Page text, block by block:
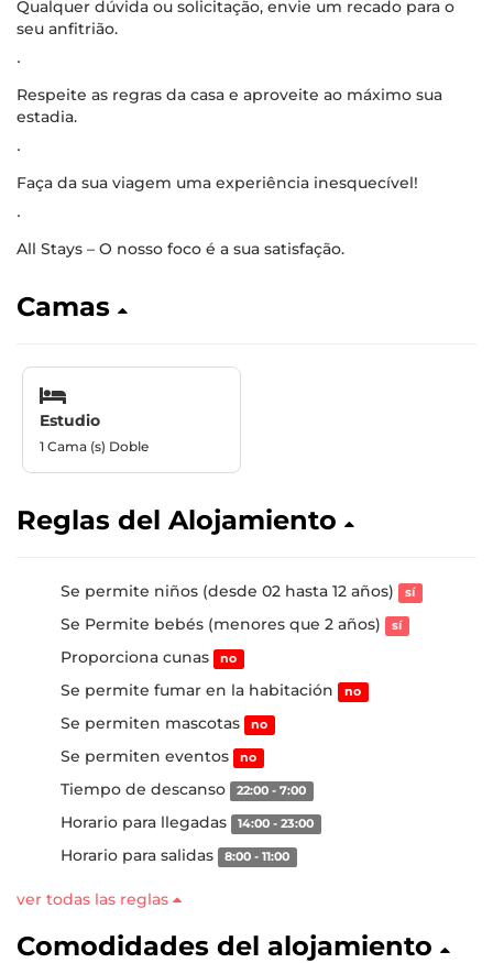
Qualquer dúvida ou solicitação, envie um recado para o
seu anfitrião.
∙
Respeite as regras da casa e aproveite ao máximo sua
estadia.
∙
Faça da sua viagem uma experiência inesquecível!
∙
All Stays – O nosso foco é a sua satisfação.
Camas
Estudio
1 Cama (s) Doble
Reglas del Alojamiento
Se permite niños (desde 02 hasta 12 años) sí
Se Permite bebés (menores que 2 años) sí
Proporciona cunas no
Se permite fumar en la habitación no
Se permiten mascotas no
Se permiten eventos no
Tiempo de descanso 22:00 - 7:00
Horario para llegadas 14:00 - 23:00
Horario para salidas 8:00 - 11:00
ver todas las reglas
Comodidades del alojamiento